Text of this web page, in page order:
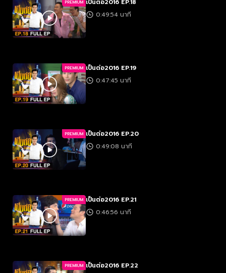
PREMIUM เป็นต่อ2016 EP.18
0:49:54 นาที
PREMIUM เป็นต่อ2016 EP.19
0:47:45 นาที
PREMIUM เป็นต่อ2016 EP.20
0:49:08 นาที
PREMIUM เป็นต่อ2016 EP.21
0:46:56 นาที
PREMIUM เป็นต่อ2016 EP.22